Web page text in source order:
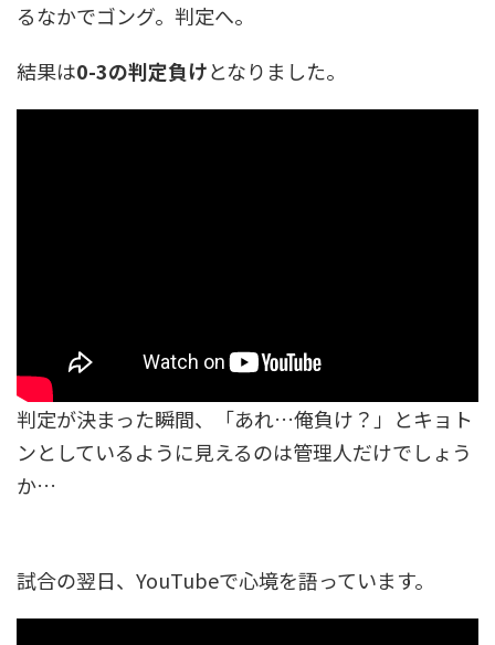
るなかでゴング。判定へ。
結果は0-3の判定負けとなりました。
判定が決まった瞬間、「あれ…俺負け？」とキョト
ンとしているように見えるのは管理人だけでしょう
か…
試合の翌日、YouTubeで心境を語っています。